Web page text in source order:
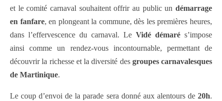
et le comité carnaval souhaitent offrir au public un démarrage
en fanfare, en plongeant la commune, dès les premières heures,
dans l’effervescence du carnaval. Le Vidé démaré s’impose
ainsi comme un rendez-vous incontournable, permettant de
découvrir la richesse et la diversité des groupes carnavalesques
de Martinique.
Le coup d’envoi de la parade sera donné aux alentours de 20h.